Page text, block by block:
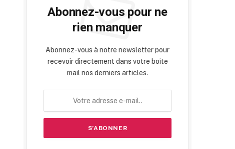
Abonnez-vous pour ne
rien manquer
Abonnez-vous à notre newsletter pour
recevoir directement dans votre boîte
mail nos derniers articles.